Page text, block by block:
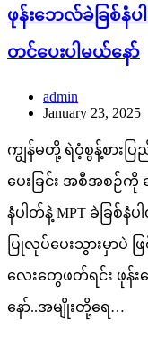
ဖုန်းဘေလ်ခဲခြစ်နံပ
တင်ပေးပါမယ်နော်
admin
January 23, 2025
ကျွန်မတို့ ရဲဝံ့စွန့်စားပြ
ပေးခြင်း အစီအစဉ်ကို
နံပါတ်နဲ့ MPT ခဲခ
ပြုလုပ်ပေးသွားမှာပဲ ဖ
လေးတွေဖတ်ရင်း ဖု
နော်..အမျိုးတို့ရေ…